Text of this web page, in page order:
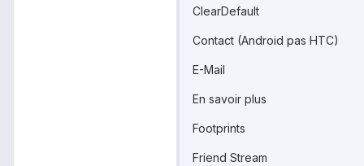
ClearDefault
Contact (Android pas HTC)
E-Mail
En savoir plus
Footprints
Friend Stream